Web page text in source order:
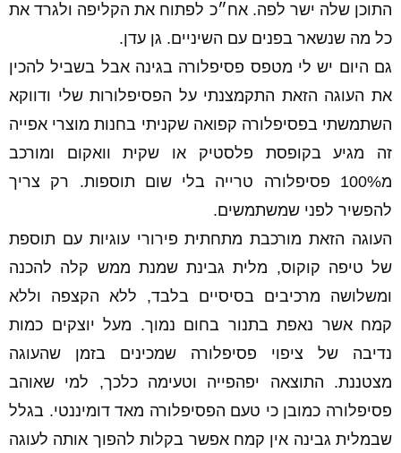
התוכן שלה ישר לפה. אח״כ לפתוח את הקליפה ולגרד את
כל מה שנשאר בפנים עם השיניים. גן עדן.
גם היום יש לי מטפס פסיפלורה בגינה אבל בשביל להכין
את העוגה הזאת התקמצנתי על הפסיפלורות שלי ודווקא
השתמשתי בפסיפלורה קפואה שקניתי בחנות מוצרי אפייה
זה מגיע בקופסת פלסטיק או שקית וואקום ומורכב
מ100% פסיפלורה טרייה בלי שום תוספות. רק צריך
להפשיר לפני שמשתמשים.
העוגה הזאת מורכבת מתחתית פירורי עוגיות עם תוספת
של טיפה קוקוס, מלית גבינת שמנת ממש קלה להכנה
ומשלושה מרכיבים בסיסיים בלבד, ללא הקצפה וללא
קמח אשר נאפת בתנור בחום נמוך. מעל יוצקים כמות
נדיבה של ציפוי פסיפלורה שמכינים בזמן שהעוגה
מצטננת. התוצאה יפהפייה וטעימה כלכך, למי שאוהב
פסיפלורה כמובן כי טעם הפסיפלורה מאד דומיננטי. בגלל
שבמלית גבינה אין קמח אפשר בקלות להפוך אותה לעוגה